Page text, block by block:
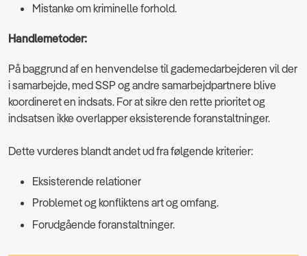
Mistanke om kriminelle forhold.
Handlemetoder:
På baggrund af en henvendelse til gademedarbejderen vil der
i samarbejde, med SSP og andre samarbejdpartnere blive
koordineret en indsats. For at sikre den rette prioritet og
indsatsen ikke overlapper eksisterende foranstaltninger.
Dette vurderes blandt andet ud fra følgende kriterier:
Eksisterende relationer
Problemet og konfliktens art og omfang.
Forudgående foranstaltninger.